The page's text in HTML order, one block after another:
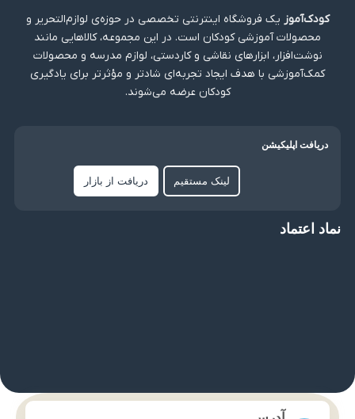
کودک‌آموز یک فروشگاه اینترنتی تخصصی در حوزه‌ی لوازم‌التحریر و
محصولات آموزشی کودکان است. در این مجموعه، کالاهایی مانند
نوشت‌افزار، ابزارهای نقاشی و کاردستی، لوازم مدرسه و محصولات
کمک‌آموزشی با هدف ایجاد تجربه‌ای شادتر و مؤثرتر برای یادگیری
کودکان عرضه می‌شوند.
دریافت اپلیکیشن
لینک مستقیم دریافت از بازار
نماد اعتماد